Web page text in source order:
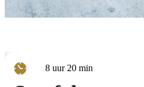
8uur
uur 20minuten
min